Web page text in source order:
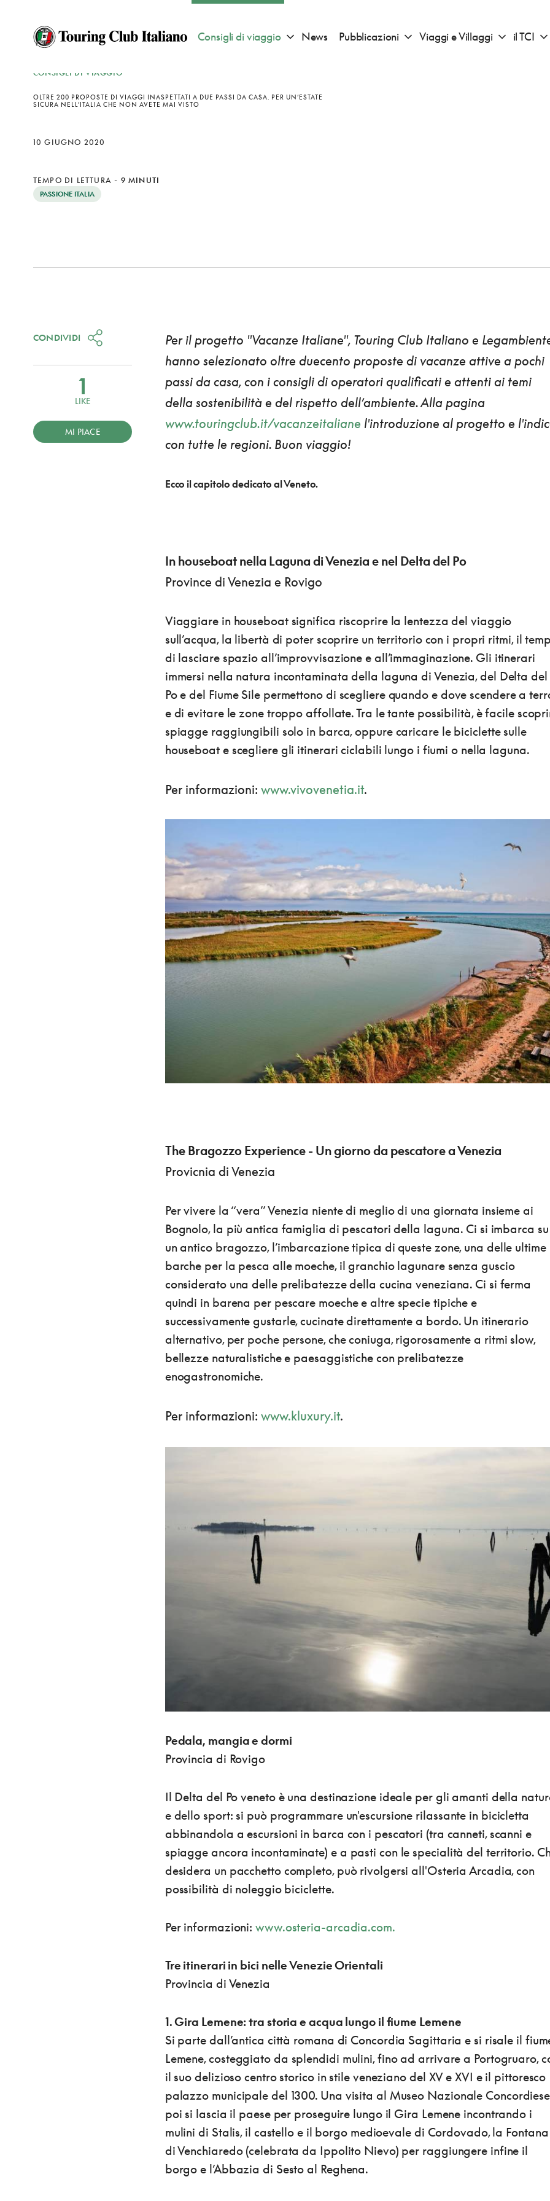
Consigli di viaggio Apri sotto menu "Consigli di viaggio"
News Pubblicazioni Apri sotto menu "Pubblicazioni"
Viaggi e Villaggi Apri sotto
il TCI
CONSIGLI DI VIAGGIO
OLTRE 200 PROPOSTE DI VIAGGI INASPETTATI A DUE PASSI DA CASA. PER UN’ESTATE
SICURA NELL’ITALIA CHE NON AVETE MAI VISTO
10 GIUGNO 2020
TEMPO DI LETTURA - 9 MINUTI
PASSIONE ITALIA
Per il progetto "Vacanze Italiane", Touring Club Italiano e
hanno selezionato oltre duecento proposte di vacanze attive a pochi
passi da casa, con i consigli di operatori qualificati e attenti ai temi
della sostenibilità e del rispetto dell’ambiente. Alla pagina
www.touringclub.it/vacanzeitaliane l'introduzione al progetto e
con tutte le regioni. Buon viaggio!
Ecco il capitolo dedicato al Veneto.
In houseboat nella Laguna di Venezia e nel Delta del Po
Province di Venezia e Rovigo
Viaggiare in houseboat significa riscoprire la lentezza del viaggio
sull’acqua, la libertà di poter scoprire un territorio con i propri ritmi, il
di lasciare spazio all’improvvisazione e all’immaginazione. Gli itinerari
immersi nella natura incontaminata della laguna di Venezia, del Delta del
Po e del Fiume Sile permettono di scegliere quando e dove scendere a
e di evitare le zone troppo affollate. Tra le tante possibilità, è facile
spiagge raggiungibili solo in barca, oppure caricare le biciclette sulle
houseboat e scegliere gli itinerari ciclabili lungo i fiumi o nella laguna.
Per informazioni: www.vivovenetia.it.
The Bragozzo Experience - Un giorno da pescatore a Venezia
Provicnia di Venezia
Per vivere la “vera” Venezia niente di meglio di una giornata insieme ai
Bognolo, la più antica famiglia di pescatori della laguna. Ci si imbarca su
un antico bragozzo, l’imbarcazione tipica di queste zone, una delle ultime
barche per la pesca alle moeche, il granchio lagunare senza guscio
considerato una delle prelibatezze della cucina veneziana. Ci si ferma
quindi in barena per pescare moeche e altre specie tipiche e
successivamente gustarle, cucinate direttamente a bordo. Un itinerario
alternativo, per poche persone, che coniuga, rigorosamente a ritmi slow,
bellezze naturalistiche e paesaggistiche con prelibatezze
enogastronomiche.
Per informazioni: www.kluxury.it.
Pedala, mangia e dormi
Provincia di Rovigo
Il Delta del Po veneto è una destinazione ideale per gli amanti della
e dello sport: si può programmare un'escursione rilassante in bicicletta
abbinandola a escursioni in barca con i pescatori (tra canneti, scanni e
spiagge ancora incontaminate) e a pasti con le specialità del territorio.
desidera un pacchetto completo, può rivolgersi all'Osteria Arcadia, con
possibilità di noleggio biciclette.
Per informazioni:www.osteria-arcadia.com.
Tre itinerari in bici nelle Venezie Orientali
Provincia di Venezia
1. Gira Lemene: tra storia e acqua lungo il fiume Lemene
Si parte dall’antica città romana di Concordia Sagittaria e si risale il
Lemene, costeggiato da splendidi mulini, fino ad arrivare a Portogruaro,
il suo delizioso centro storico in stile veneziano del XV e XVI e il pittoresco
palazzo municipale del 1300. Una visita al Museo Nazionale
poi si lascia il paese per proseguire lungo il Gira Lemene incontrando i
mulini di Stalis, il castello e il borgo medioevale di Cordovado, la Fontana
di Venchiaredo (celebrata da Ippolito Nievo) per raggiungere infine il
borgo e l’Abbazia di Sesto al Reghena.
CONDIVIDI
1
LIKE
MI PIACE